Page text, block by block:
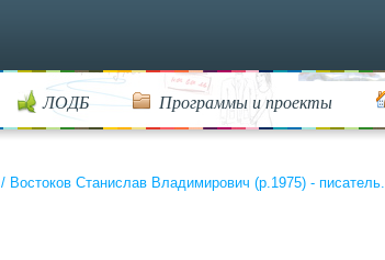
ЛОДБ Программы и проекты
/ Востоков Станислав Владимирович (р.1975) - писатель.